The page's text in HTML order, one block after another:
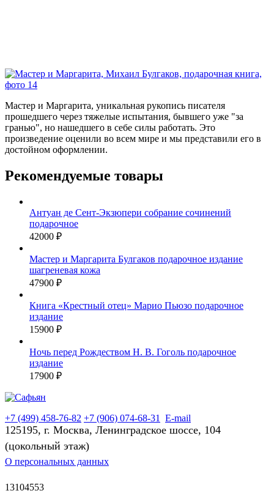
Мастер и Маргарита, уникальная рукопись писателя
прошедшего через тяжелые испытания, бывшего уже "за
гранью", но нашедшего в себе силы работать. Это
произведение оценили во всем мире и мы представили его в
достойном оформлении.
Рекомендуемые товары
Антуан де Сент-Экзюпери собрание сочинений
подарочное
42000 ₽
Мастер и Маргарита Булгаков подарочное издание
шагреневая кожа
47900 ₽
Книга «‎Крестный отец» Марио Пьюзо подарочное
издание
15900 ₽
Ночь перед Рождеством Н. В. Гоголь подарочное
издание
17900 ₽
+7 (499) 458-76-82 +7 (906) 074-68-31 E-mail
125195, г. Москва, Ленинградское шоссе, 104
(цокольный этаж)
О персональных данных
13104553